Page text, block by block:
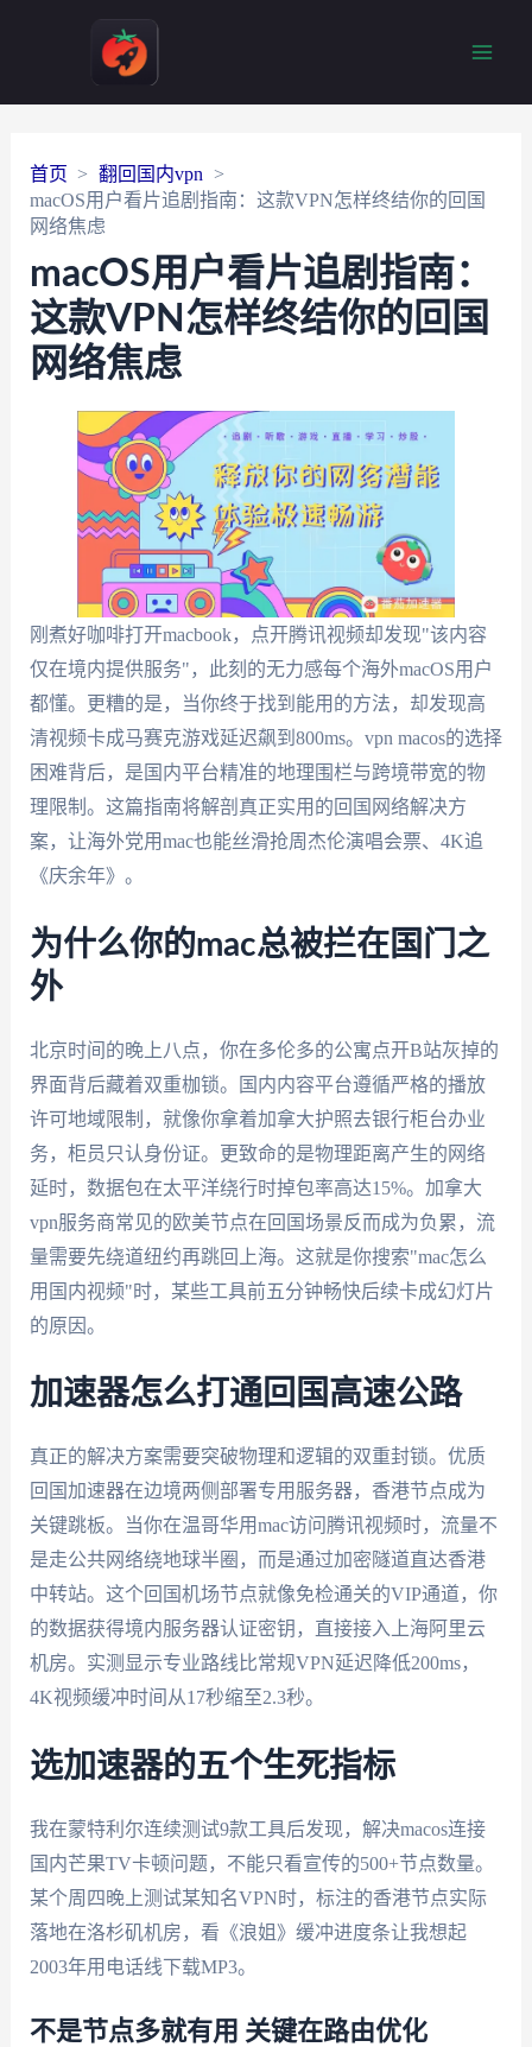
首页
翻回国内vpn
macOS用户看片追剧指南：这款VPN怎样终结你的回国
网络焦虑
macOS用户看片追剧指南：
这款VPN怎样终结你的回国
网络焦虑
刚煮好咖啡打开macbook，点开腾讯视频却发现"该内容
仅在境内提供服务"，此刻的无力感每个海外macOS用户
都懂。更糟的是，当你终于找到能用的方法，却发现高
清视频卡成马赛克游戏延迟飙到800ms。vpn macos的选择
困难背后，是国内平台精准的地理围栏与跨境带宽的物
理限制。这篇指南将解剖真正实用的回国网络解决方
案，让海外党用mac也能丝滑抢周杰伦演唱会票、4K追
《庆余年》。
为什么你的mac总被拦在国门之
外
北京时间的晚上八点，你在多伦多的公寓点开B站灰掉的
界面背后藏着双重枷锁。国内内容平台遵循严格的播放
许可地域限制，就像你拿着加拿大护照去银行柜台办业
务，柜员只认身份证。更致命的是物理距离产生的网络
延时，数据包在太平洋绕行时掉包率高达15%。加拿大
vpn服务商常见的欧美节点在回国场景反而成为负累，流
量需要先绕道纽约再跳回上海。这就是你搜索"mac怎么
用国内视频"时，某些工具前五分钟畅快后续卡成幻灯片
的原因。
加速器怎么打通回国高速公路
真正的解决方案需要突破物理和逻辑的双重封锁。优质
回国加速器在边境两侧部署专用服务器，香港节点成为
关键跳板。当你在温哥华用mac访问腾讯视频时，流量不
是走公共网络绕地球半圈，而是通过加密隧道直达香港
中转站。这个回国机场节点就像免检通关的VIP通道，你
的数据获得境内服务器认证密钥，直接接入上海阿里云
机房。实测显示专业路线比常规VPN延迟降低200ms，
4K视频缓冲时间从17秒缩至2.3秒。
选加速器的五个生死指标
我在蒙特利尔连续测试9款工具后发现，解决macos连接
国内芒果TV卡顿问题，不能只看宣传的500+节点数量。
某个周四晚上测试某知名VPN时，标注的香港节点实际
落地在洛杉矶机房，看《浪姐》缓冲进度条让我想起
2003年用电话线下载MP3。
不是节点多就有用 关键在路由优化